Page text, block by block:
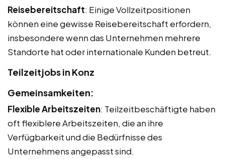
Reisebereitschaft: Einige Vollzeitpositionen
können eine gewisse Reisebereitschaft erfordern,
insbesondere wenn das Unternehmen mehrere
Standorte hat oder internationale Kunden betreut.
Teilzeitjobs in Konz
Gemeinsamkeiten:
Flexible Arbeitszeiten: Teilzeitbeschäftigte haben
oft flexiblere Arbeitszeiten, die an ihre
Verfügbarkeit und die Bedürfnisse des
Unternehmens angepasst sind.